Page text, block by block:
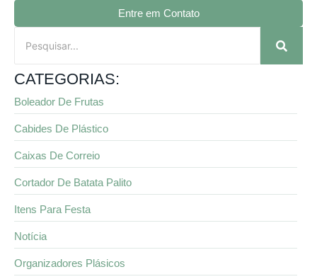
Entre em Contato
CATEGORIAS:
Boleador De Frutas
Cabides De Plástico
Caixas De Correio
Cortador De Batata Palito
Itens Para Festa
Notícia
Organizadores Plásicos